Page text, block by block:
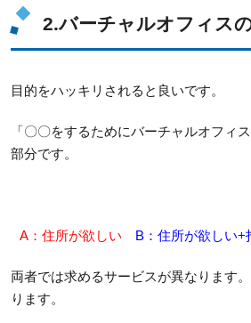
2.バーチャルオフィス
目的をハッキリされると良いです。
「〇〇をするためにバーチャルオフィ
部分です。
A：住所が欲しい B：住所が欲しい+
両者では求めるサービスが異なります
ります。